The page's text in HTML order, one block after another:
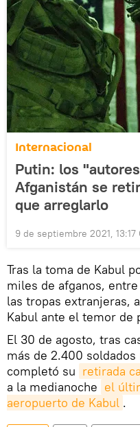
Internacional
Putin: los
Afganistán se
que arreglarlo
9 de septiembre 2021, 13:17
Tras la toma de Kabul
miles de afganos,
las tropas extranjeras,
Kabul ante el temor de
El 30 de agosto, tras
más de 2.400
completó su retirada
a la medianoche el
aeropuerto de Kabul .